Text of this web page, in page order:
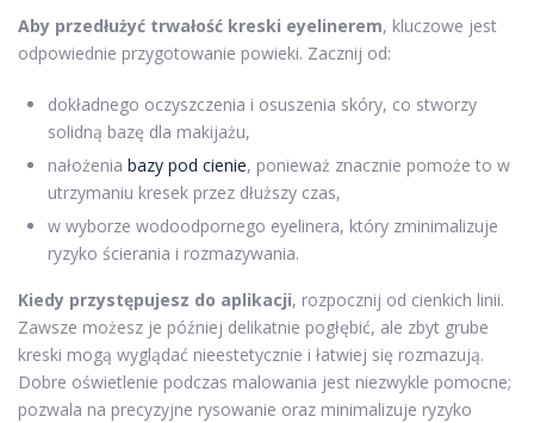
Aby przedłużyć trwałość kreski eyelinerem, kluczowe jest
odpowiednie przygotowanie powieki. Zacznij od:
dokładnego oczyszczenia i osuszenia skóry, co stworzy
solidną bazę dla makijażu,
nałożenia bazy pod cienie, ponieważ znacznie pomoże to w
utrzymaniu kresek przez dłuższy czas,
w wyborze wodoodpornego eyelinera, który zminimalizuje
ryzyko ścierania i rozmazywania.
Kiedy przystępujesz do aplikacji, rozpocznij od cienkich linii.
Zawsze możesz je później delikatnie pogłębić, ale zbyt grube
kreski mogą wyglądać nieestetycznie i łatwiej się rozmazują.
Dobre oświetlenie podczas malowania jest niezwykle pomocne;
pozwala na precyzyjne rysowanie oraz minimalizuje ryzyko